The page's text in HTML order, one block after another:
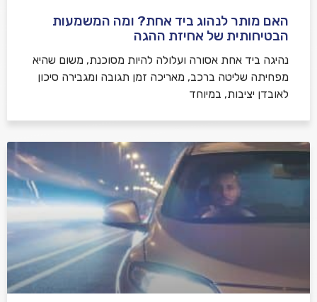
האם מותר לנהוג ביד אחת? ומה המשמעות
הבטיחותית של אחיזת ההגה
נהיגה ביד אחת אסורה ועלולה להיות מסוכנת, משום שהיא
מפחיתה שליטה ברכב, מאריכה זמן תגובה ומגבירה סיכון
לאובדן יציבות, במיוחד